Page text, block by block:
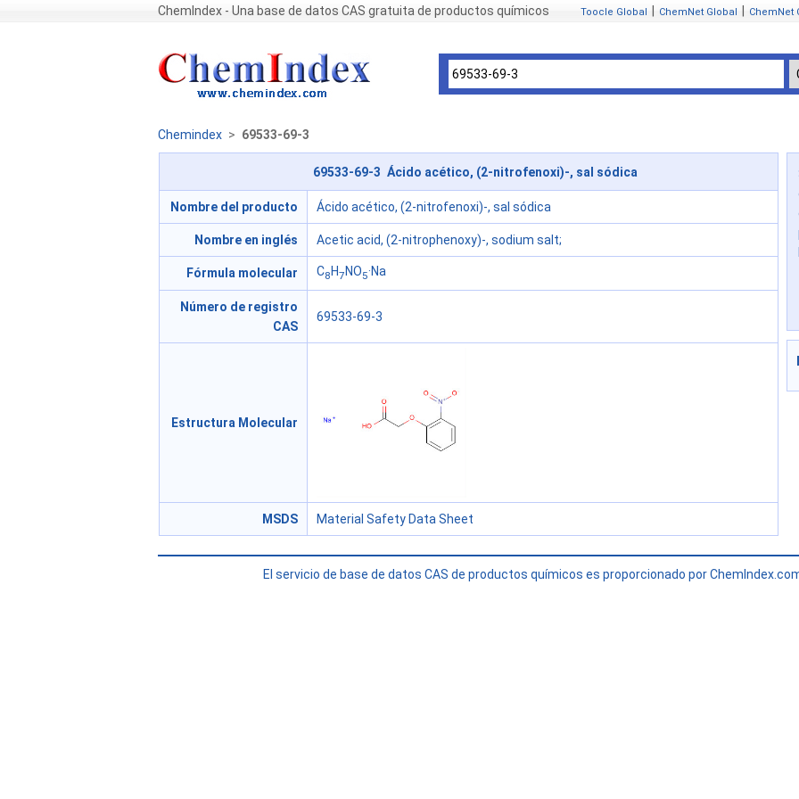
ChemIndex - Una base de datos CAS gratuita de productos químicos Toocle Global ChemNet Global ChemNet
Chemindex > 69533-69-3
69533-69-3 Ácido acético, (2-nitrofenoxi)-, sal sódica
Nombre del producto Ácido acético, (2-nitrofenoxi)-, sal sódica
Nombre en inglés Acetic acid, (2-nitrophenoxy)-, sodium salt;
Fórmula molecular C8 H7 NO5·Na
Número de registro
CAS
69533-69-3
Estructura Molecular
MSDS Material Safety Data Sheet
El servicio de base de datos CAS de productos químicos es proporcionado por